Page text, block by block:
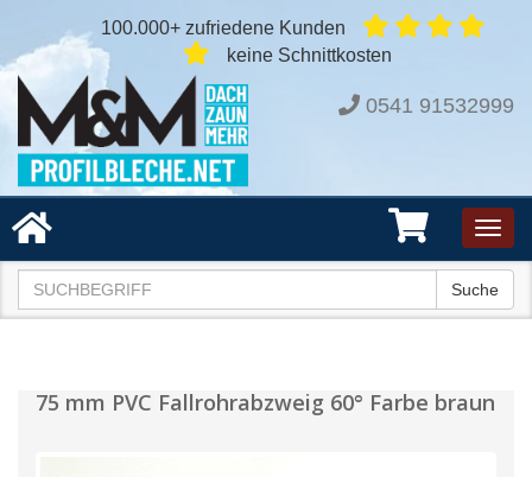
100.000+ zufriedene Kunden
keine Schnittkosten
0541 91532999
Suche
75 mm PVC Fallrohrabzweig 60° Farbe braun